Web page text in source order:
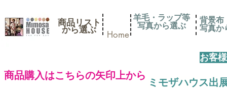
商品リスト
​から選ぶ Home
​商品購入はこちらの矢印上から
羊毛・ラップ等
写真から選ぶ
背景布
写真か
お客
ミモザハウス出